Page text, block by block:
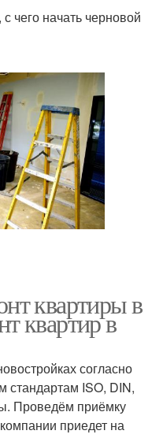
чего начать черновой
квартиры в
квартир в
согласно
ISO, DIN,
Проведём приёмку
приедет на